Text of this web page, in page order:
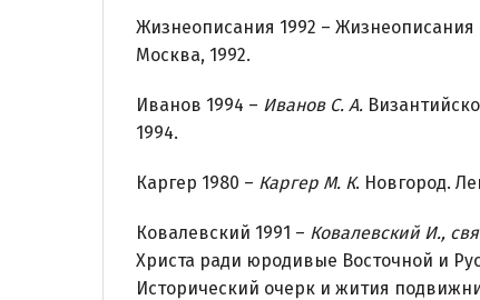
Жизнеописания 1992 – Жизнеописания
Москва, 1992.
Иванов 1994 – Иванов С. А.
1994.
Каргер 1980 – Каргер М. К. Новгород.
Ковалевский 1991 – Ковалевский И.,
Христа ради юродивые Восточной и
Исторический очерк и жития